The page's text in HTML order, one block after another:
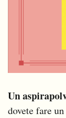
Un
dovete fare